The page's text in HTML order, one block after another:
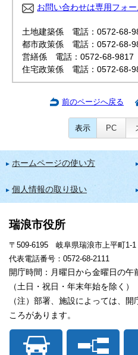
お問い合わせは専用フォー
土地建築係 電話：0572-68-
都市政策係 電話：0572-68-
営繕係 電話：0572-68-9817
住宅政策係 電話：0572-68-
前のページへ戻る
表示 PC
ホームページの使い方
個人情報の取り扱い
瑞浪市役所
〒509-6195 岐阜県瑞浪市上平町1-1
代表電話番号：0572-68-2111
開庁時間：月曜日から金曜日の
（土日・祝日・年末年始を除く）
（注）部署、施設によっては、
ころがあります。